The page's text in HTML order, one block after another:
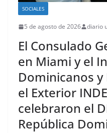
SOCIALES
5 de agosto de 2026 diario
El Consulado
en Miami y el
Dominicanos
el Exterior
celebraron el
República